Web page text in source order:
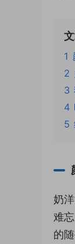
1
2
3
4
5
奶
难
的